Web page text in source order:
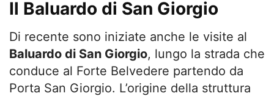
Il Baluardo di San Giorgio
Di recente sono iniziate anche le visite al
Baluardo di San Giorgio, lungo la strada che
conduce al Forte Belvedere partendo da
Porta San Giorgio. L’origine della struttura